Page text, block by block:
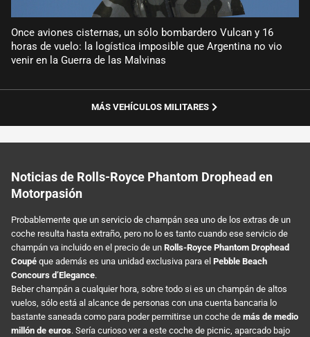
Once aviones cisternas, un sólo bombardero Vulcan y 16
horas de vuelo: la logística imposible que Argentina no vio
venir en la Guerra de las Malvinas
MÁS VEHÍCULOS MILITARES
Noticias de Rolls-Royce Phantom Drophead en
Motorpasión
Probablemente que un servicio de champán sea uno de los extras de un
coche resulta hasta extraño, pero no lo es tanto cuando ese servicio de
champán va incluido en el precio de un Rolls-Royce Phantom Drophead
Coupé que además es una unidad exclusiva para el Pebble Beach
Concours d’Elegance.
Beber champán a cualquier hora, sobre todo si es un champán de altos
vuelos, sólo está al alcance de personas con una cuenta bancaria lo
bastante saneada como para poder permitirse un coche de más de medio
millón de euros. Sería curioso ver a este coche de picnic, aparcado bajo